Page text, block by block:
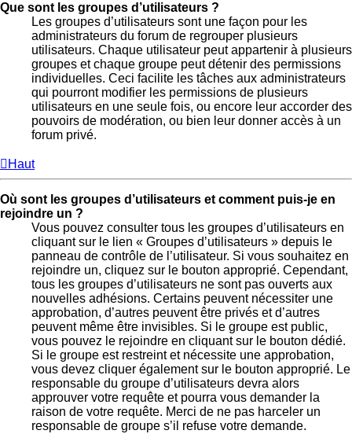
Que sont les groupes d’utilisateurs ?
Les groupes d’utilisateurs sont une façon pour les
administrateurs du forum de regrouper plusieurs
utilisateurs. Chaque utilisateur peut appartenir à plusieurs
groupes et chaque groupe peut détenir des permissions
individuelles. Ceci facilite les tâches aux administrateurs
qui pourront modifier les permissions de plusieurs
utilisateurs en une seule fois, ou encore leur accorder des
pouvoirs de modération, ou bien leur donner accès à un
forum privé.
Haut
Où sont les groupes d’utilisateurs et comment puis-je en
rejoindre un ?
Vous pouvez consulter tous les groupes d’utilisateurs en
cliquant sur le lien « Groupes d’utilisateurs » depuis le
panneau de contrôle de l’utilisateur. Si vous souhaitez en
rejoindre un, cliquez sur le bouton approprié. Cependant,
tous les groupes d’utilisateurs ne sont pas ouverts aux
nouvelles adhésions. Certains peuvent nécessiter une
approbation, d’autres peuvent être privés et d’autres
peuvent même être invisibles. Si le groupe est public,
vous pouvez le rejoindre en cliquant sur le bouton dédié.
Si le groupe est restreint et nécessite une approbation,
vous devez cliquer également sur le bouton approprié. Le
responsable du groupe d’utilisateurs devra alors
approuver votre requête et pourra vous demander la
raison de votre requête. Merci de ne pas harceler un
responsable de groupe s’il refuse votre demande.